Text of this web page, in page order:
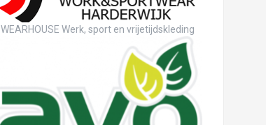
WEARHOUSE Werk, sport en vrijetijdskleding